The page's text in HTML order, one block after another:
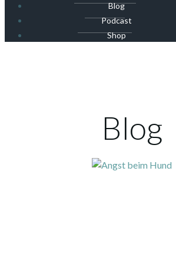
Blog
Podcast
Shop
Blog